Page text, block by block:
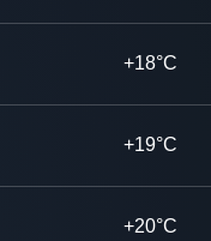
+18°C
+19°C
+20°C